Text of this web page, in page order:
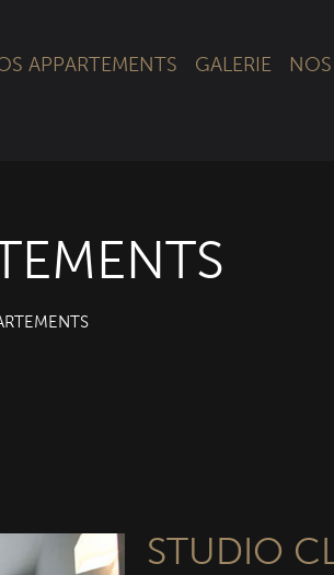
APPARTEMENTS GALERIE
STUDIO